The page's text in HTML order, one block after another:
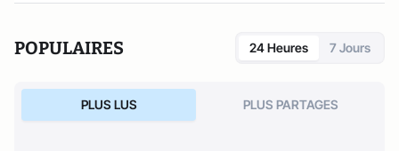
POPULAIRES 24 Heures 7 Jours
PLUS LUS PLUS PARTAGES